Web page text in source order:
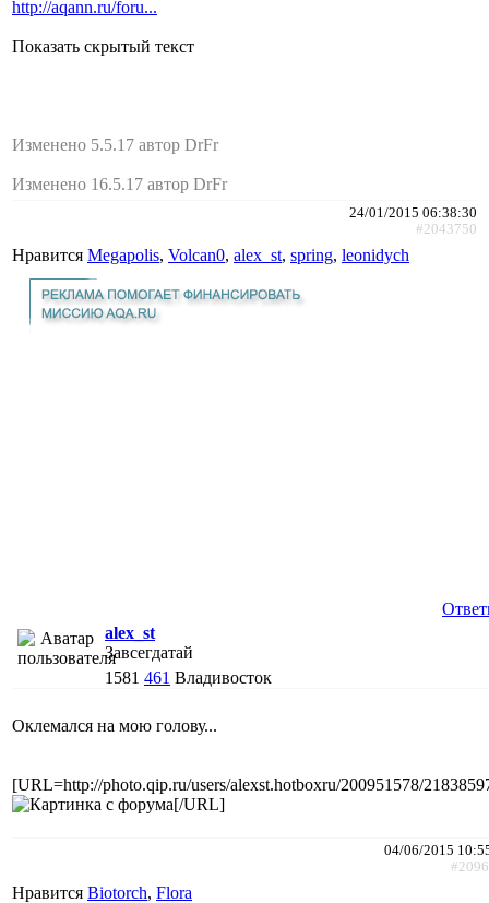
http://aqann.ru/foru...
Показать скрытый текст
Изменено 5.5.17 автор DrFr
Изменено 16.5.17 автор DrFr
24/01/2015 06:38:30
#2043750
Нравится Megapolis, Volcan0, alex_st, spring, leonidych
alex_st
Завсегдатай
1581 461 Владивосток
Оклемался на мою голову...
[URL=http://photo.qip.ru/users/alexst.hotboxru/200951578/
[/URL]
04/06/2015
Нравится Biotorch, Flora